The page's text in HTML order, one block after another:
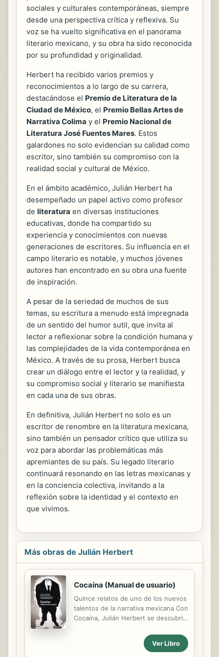
sociales y culturales contemporáneas, siempre
desde una perspectiva crítica y reflexiva. Su
voz se ha vuelto significativa en el panorama
literario mexicano, y su obra ha sido reconocida
por su profundidad y originalidad.
Herbert ha recibido varios premios y
reconocimientos a lo largo de su carrera,
destacándose el Premio de Literatura de la
Ciudad de México, el Premio Bellas Artes de
Narrativa Colima y el Premio Nacional de
Literatura José Fuentes Mares. Estos
galardones no solo evidencian su calidad como
escritor, sino también su compromiso con la
realidad social y cultural de México.
En el ámbito académico, Julián Herbert ha
desempeñado un papel activo como profesor
de literatura en diversas instituciones
educativas, donde ha compartido su
experiencia y conocimientos con nuevas
generaciones de escritores. Su influencia en el
campo literario es notable, y muchos jóvenes
autores han encontrado en su obra una fuente
de inspiración.
A pesar de la seriedad de muchos de sus
temas, su escritura a menudo está impregnada
de un sentido del humor sutil, que invita al
lector a reflexionar sobre la condición humana y
las complejidades de la vida contemporánea en
México. A través de su prosa, Herbert busca
crear un diálogo entre el lector y la realidad, y
su compromiso social y literario se manifiesta
en cada una de sus obras.
En definitiva, Julián Herbert no solo es un
escritor de renombre en la literatura mexicana,
sino también un pensador crítico que utiliza su
voz para abordar las problemáticas más
apremiantes de su país. Su legado literario
continuará resonando en las letras mexicanas y
en la conciencia colectiva, invitando a la
reflexión sobre la identidad y el contexto en
que vivimos.
Más obras de Julián Herbert
Cocaína (Manual de usuario)
Quince relatos de uno de los nuevos
talentos de la narrativa mexicana Con
Cocaína, Julián Herbert se descubrió
quedarse. Forman el libro relatos
tensos y afilados, en los que puede
Ver Libro